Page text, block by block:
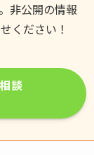
非公開の情報
ください！
談